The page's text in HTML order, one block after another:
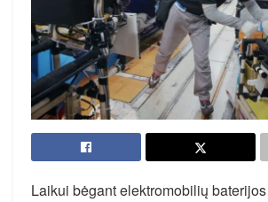
Laikui bėgant elektromobilių baterijos